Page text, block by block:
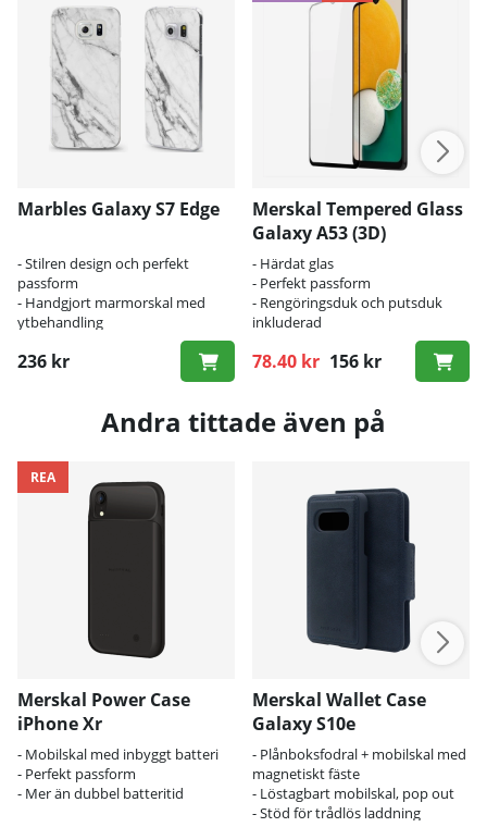
Marbles Galaxy S7 Edge
- Stilren design och perfekt
passform
- Handgjort marmorskal med
ytbehandling
- Specialanpassat för Galaxy S7
Edge
236 kr
Merskal Tempered Glass
Galaxy A53 (3D)
- Härdat glas
- Perfekt passform
- Rengöringsduk och putsduk
inkluderad
78.40 kr 156 kr
Ordinarie pris:
Andra tittade även på
REA
Merskal Power Case
iPhone Xr
- Mobilskal med inbyggt batteri
- Perfekt passform
- Mer än dubbel batteritid
Merskal Wallet Case
Galaxy S10e
- Plånboksfodral + mobilskal med
magnetiskt fäste
- Löstagbart mobilskal, pop out
- Stöd för trådlös laddning